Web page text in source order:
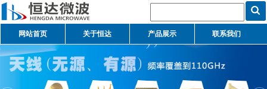
网站首页 关于恒达 产品展示 联系我们